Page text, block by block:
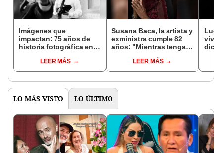
Imágenes que
impactan: 75 años de
historia fotográfica en el
LEER MÁS
Susana Baca, la artista y
exministra cumple 82
años: "Mientras tenga
LEER MÁS
LO MÁS VISTO LO ÚLTIMO